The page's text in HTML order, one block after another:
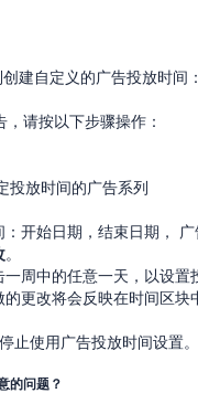
建自定义的广告投放时间：
请按以下步骤操作：
投放时间的广告系列
开始日期，结束日期， 广
。
一周中的任意一天，以设
更改将会反映在时间区
止使用广告投放时间设置
的问题？